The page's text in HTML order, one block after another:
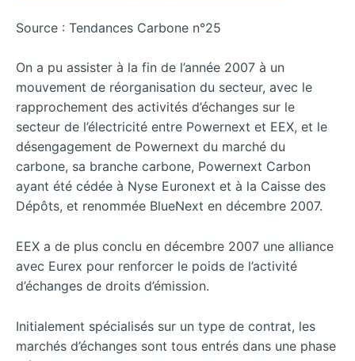
Source : Tendances Carbone n°25
On a pu assister à la fin de l’année 2007 à un
mouvement de réorganisation du secteur, avec le
rapprochement des activités d’échanges sur le
secteur de l’électricité entre Powernext et EEX, et le
désengagement de Powernext du marché du
carbone, sa branche carbone, Powernext Carbon
ayant été cédée à Nyse Euronext et à la Caisse des
Dépôts, et renommée BlueNext en décembre 2007.
EEX a de plus conclu en décembre 2007 une alliance
avec Eurex pour renforcer le poids de l’activité
d’échanges de droits d’émission.
Initialement spécialisés sur un type de contrat, les
marchés d’échanges sont tous entrés dans une phase